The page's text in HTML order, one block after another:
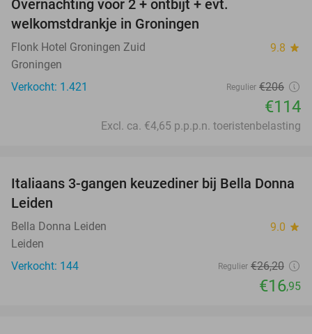
Overnachting voor 2 + ontbijt + evt.
welkomstdrankje in Groningen
Flonk Hotel Groningen Zuid 9.8 star
Groningen
Verkocht: 1.421
Regulier €206
€114
Excl. ca. €4,65 p.p.p.n. toeristenbelasting
35%
Italiaans 3-gangen keuzediner bij Bella Donna
Leiden
Bella Donna Leiden 9.0 star
Leiden
Verkocht: 144
Regulier €26,20
€16,95